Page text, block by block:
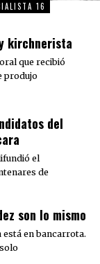
16
kirchnerista
que recibió
produjo
del
el
de
son lo mismo
en bancarrota.